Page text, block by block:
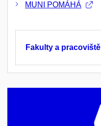
MUNI POMÁHÁ
Fakulty a pracoviště